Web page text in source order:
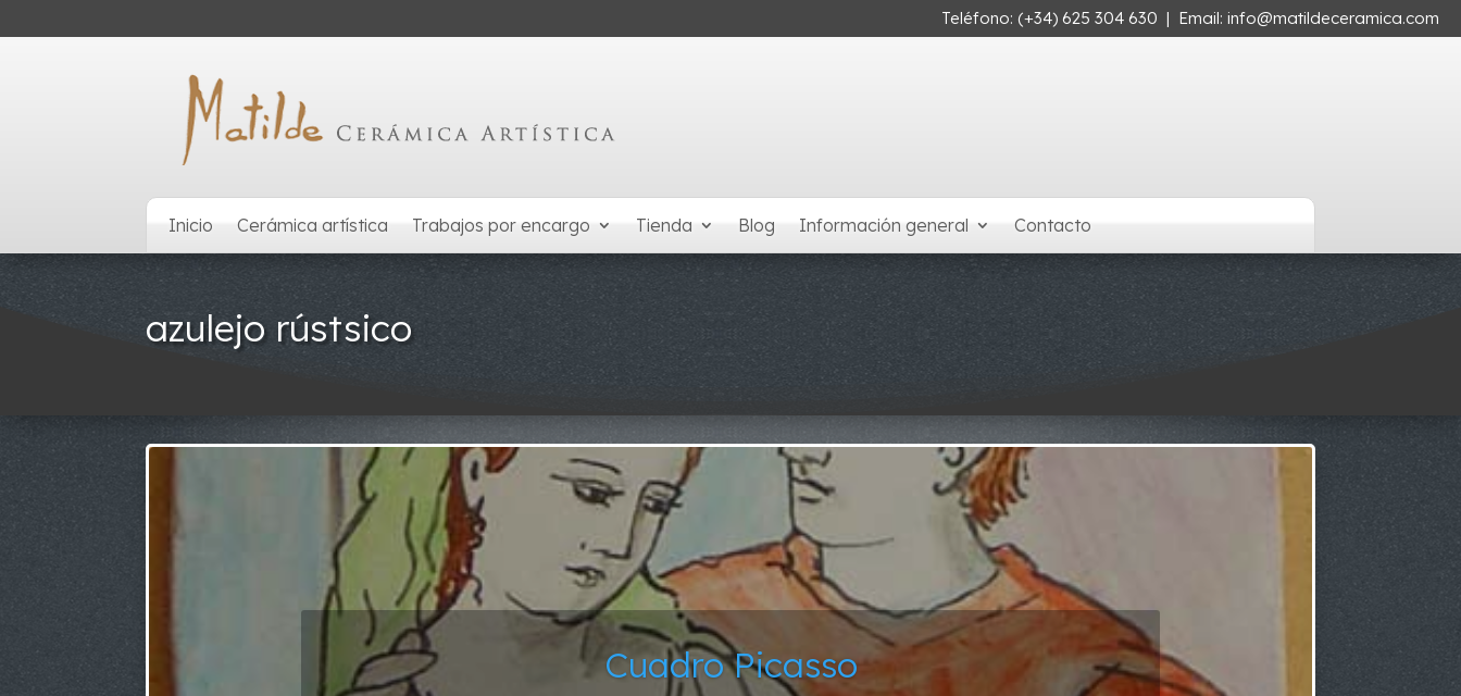
Teléfono: (+34) 625 304 630 | Email: info@matildeceramica.com
Inicio Cerámica artística Trabajos por encargo Tienda Blog Información general Contacto
azulejo rústsico
Cuadro Picasso